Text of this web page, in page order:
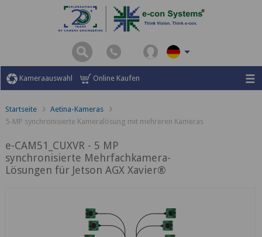
Kameraauswahl Online Kaufen
Startseite
Aetina-Kameras
5-MP synchronisierte Kameralösung mit mehreren Kameras
e-CAM51_CUXVR - 5 MP
synchronisierte Mehrfachkamera-
Lösungen für Jetson AGX Xavier®